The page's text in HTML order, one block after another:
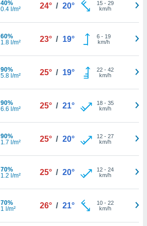
40%
0.4 l/m²
24° / 20° 15- 29
km/h
60%
1.8 l/m²
23° / 19° 6- 19
km/h
90%
5.8 l/m²
25° / 19° 22- 42
km/h
90%
6.6 l/m²
25° / 21° 18- 35
km/h
90%
1.7 l/m²
25° / 20° 12- 27
km/h
70%
1.2 l/m²
25° / 20° 12- 24
km/h
70%
1 l/m²
26° / 21° 10- 22
km/h